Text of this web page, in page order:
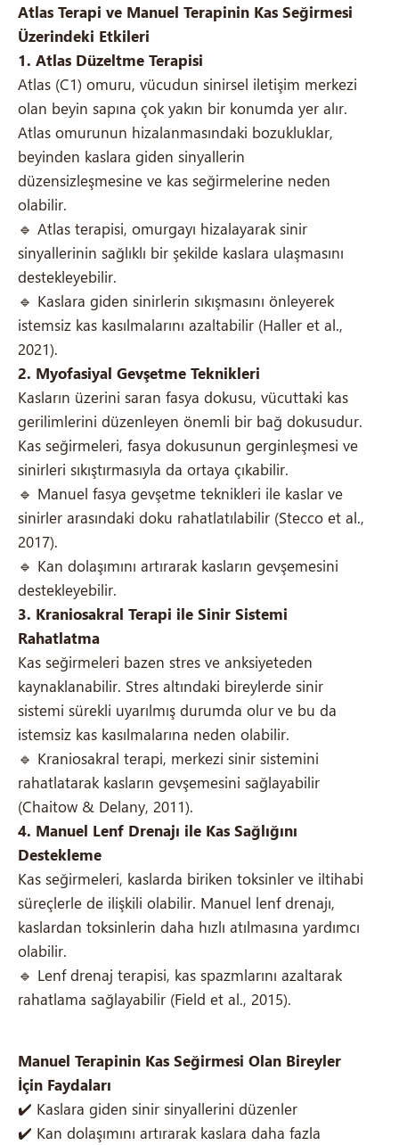
Atlas Terapi ve Manuel Terapinin Kas Seğirmesi
Üzerindeki Etkileri
1. Atlas Düzeltme Terapisi
Atlas (C1) omuru, vücudun sinirsel iletişim merkezi
olan beyin sapına çok yakın bir konumda yer alır.
Atlas omurunun hizalanmasındaki bozukluklar,
beyinden kaslara giden sinyallerin
düzensizleşmesine ve kas seğirmelerine neden
olabilir.
🔹 Atlas terapisi, omurgayı hizalayarak sinir
sinyallerinin sağlıklı bir şekilde kaslara ulaşmasını
destekleyebilir.
🔹 Kaslara giden sinirlerin sıkışmasını önleyerek
istemsiz kas kasılmalarını azaltabilir (Haller et al.,
2021).
2. Myofasiyal Gevşetme Teknikleri
Kasların üzerini saran fasya dokusu, vücuttaki kas
gerilimlerini düzenleyen önemli bir bağ dokusudur.
Kas seğirmeleri, fasya dokusunun gerginleşmesi ve
sinirleri sıkıştırmasıyla da ortaya çıkabilir.
🔹 Manuel fasya gevşetme teknikleri ile kaslar ve
sinirler arasındaki doku rahatlatılabilir (Stecco et al.,
2017).
🔹 Kan dolaşımını artırarak kasların gevşemesini
destekleyebilir.
3. Kraniosakral Terapi ile Sinir Sistemi
Rahatlatma
Kas seğirmeleri bazen stres ve anksiyeteden
kaynaklanabilir. Stres altındaki bireylerde sinir
sistemi sürekli uyarılmış durumda olur ve bu da
istemsiz kas kasılmalarına neden olabilir.
🔹 Kraniosakral terapi, merkezi sinir sistemini
rahatlatarak kasların gevşemesini sağlayabilir
(Chaitow & Delany, 2011).
4. Manuel Lenf Drenajı ile Kas Sağlığını
Destekleme
Kas seğirmeleri, kaslarda biriken toksinler ve iltihabi
süreçlerle de ilişkili olabilir. Manuel lenf drenajı,
kaslardan toksinlerin daha hızlı atılmasına yardımcı
olabilir.
🔹 Lenf drenaj terapisi, kas spazmlarını azaltarak
rahatlama sağlayabilir (Field et al., 2015).
Manuel Terapinin Kas Seğirmesi Olan Bireyler
İçin Faydaları
✔️ Kaslara giden sinir sinyallerini düzenler
✔️ Kan dolaşımını artırarak kaslara daha fazla